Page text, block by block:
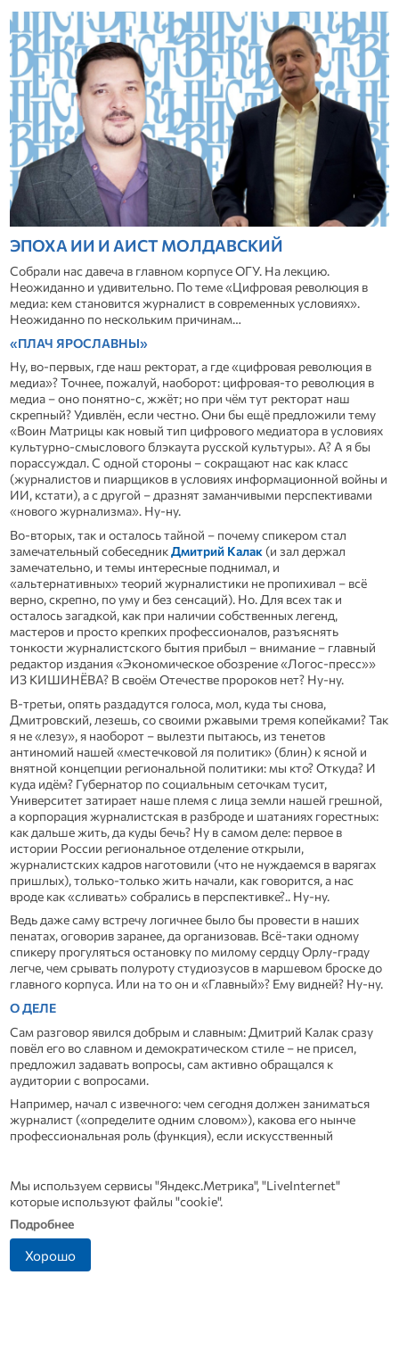
ЭПОХА ИИ И АИСТ МОЛДАВСКИЙ
Собрали нас давеча в главном корпусе ОГУ. На лекцию.
Неожиданно и удивительно. По теме «Цифровая революция в
медиа: кем становится журналист в современных условиях».
Неожиданно по нескольким причинам…
«ПЛАЧ ЯРОСЛАВНЫ»
Ну, во-первых, где наш ректорат, а где «цифровая революция в
медиа»? Точнее, пожалуй, наоборот: цифровая-то революция в
медиа – оно понятно-с, жжёт; но при чём тут ректорат наш
скрепный? Удивлён, если честно. Они бы ещё предложили тему
«Воин Матрицы как новый тип цифрового медиатора в условиях
культурно-смыслового блэкаута русской культуры». А? А я бы
порассуждал. С одной стороны – сокращают нас как класс
(журналистов и пиарщиков в условиях информационной войны и
ИИ, кстати), а с другой – дразнят заманчивыми перспективами
«нового журнализма». Ну-ну.
Во-вторых, так и осталось тайной – почему спикером стал
замечательный собеседникДмитрий Калак(и зал держал
замечательно, и темы интересные поднимал, и
«альтернативных» теорий журналистики не пропихивал – всё
верно, скрепно, по уму и без сенсаций). Но. Для всех так и
осталось загадкой, как при наличии собственных легенд,
мастеров и просто крепких профессионалов, разъяснять
тонкости журналистского бытия прибыл – внимание – главный
редактор издания «Экономическое обозрение «Логос-пресс»»
ИЗ КИШИНЁВА? В своём Отечестве пророков нет? Ну-ну.
В-третьи, опять раздадутся голоса, мол, куда ты снова,
Дмитровский, лезешь, со своими ржавыми тремя копейками? Так
я не «лезу», я наоборот – вылезти пытаюсь, из тенетов
антиномий нашей «местечковой ля политик» (блин) к ясной и
внятной концепции региональной политики: мы кто? Откуда? И
куда идём? Губернатор по социальным сеточкам тусит,
Университет затирает наше племя с лица земли нашей грешной,
а корпорация журналистская в разброде и шатаниях горестных:
как дальше жить, да куды бечь? Ну в самом деле: первое в
истории России региональное отделение открыли,
журналистских кадров наготовили (что не нуждаемся в варягах
пришлых), только-только жить начали, как говорится, а нас
вроде как «сливать» собрались в перспективке?.. Ну-ну.
Ведь даже саму встречу логичнее было бы провести в наших
пенатах, оговорив заранее, да организовав. Всё-таки одному
спикеру прогуляться остановку по милому сердцу Орлу-граду
легче, чем срывать полуроту студиозусов в маршевом броске до
главного корпуса. Или на то он и «Главный»? Ему видней? Ну-ну.
О ДЕЛЕ
Сам разговор явился добрым и славным: Дмитрий Калак сразу
повёл его во славном и демократическом стиле – не присел,
предложил задавать вопросы, сам активно обращался к
аудитории с вопросами.
Например, начал с извечного: чем сегодня должен заниматься
журналист («определите одним словом»), какова его нынче
профессиональная роль (функция), если искусственный
эссеисты…»Ан-нет – ограничились банальным
«информированием». Пришлось коллеге самому разъяснять
очевидное: в агрегации новостей ни один журналист не
сравнится с социальной сетью. Так что же тогда? Эмоции – вот к
чему неспособен чугунный болван ИИ! И привёл пример
итальянской газеты «Il Foglio» («Лист») полностью
Мы используем сервисы "Яндекс.Метрика", "LiveInternet"
которые используют файлы "cookie".
Подробнее
Хорошо